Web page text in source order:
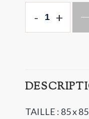
- +
TAILLE : 85 x